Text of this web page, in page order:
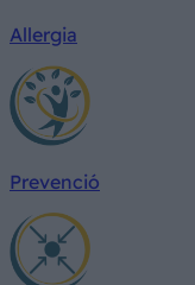
Allergia
Prevenció